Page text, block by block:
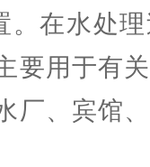
。在水处
要用于有
厂、宾馆